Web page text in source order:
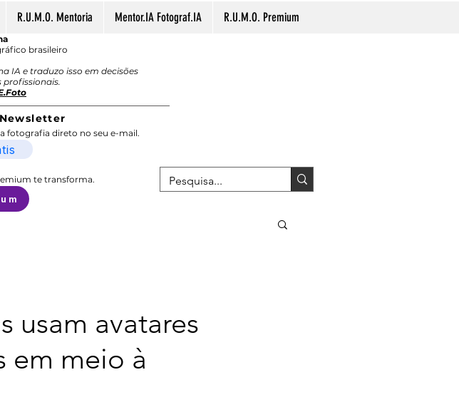
R.U.M.O. Mentoria Mentor.IA Fotograf.IA R.U.M.O. Premium
brasileiro
IA e traduzo isso em decisões
fotografia direto no seu e-mail.
te transforma.
usam avatares
em meio à